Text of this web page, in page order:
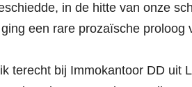
in de hitte van onze
een rare prozaïsche proloog
terecht bij Immokantoor DD uit